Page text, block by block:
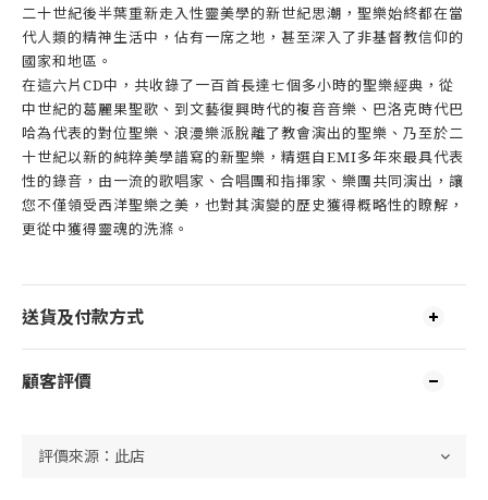
二十世紀後半葉重新走入性靈美學的新世紀思潮，聖樂始終都在當
代人類的精神生活中，佔有一席之地，甚至深入了非基督教信仰的
國家和地區。
在這六片CD中，共收錄了一百首長達七個多小時的聖樂經典，從
中世紀的葛麗果聖歌、到文藝復興時代的複音音樂、巴洛克時代巴
哈為代表的對位聖樂、浪漫樂派脫離了教會演出的聖樂、乃至於二
十世紀以新的純粹美學譜寫的新聖樂，精選自EMI多年來最具代表
性的錄音，由一流的歌唱家、合唱團和指揮家、樂團共同演出，讓
您不僅領受西洋聖樂之美，也對其演變的歷史獲得概略性的瞭解，
更從中獲得靈魂的洗滌。
送貨及付款方式
顧客評價